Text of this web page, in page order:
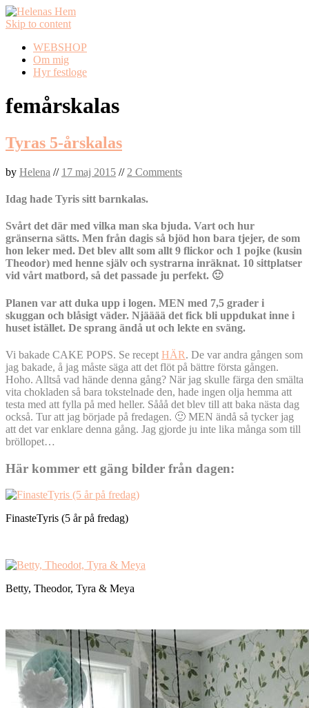
Skip to content
WEBSHOP
Om mig
Hyr festloge
femårskalas
Tyras 5-årskalas
by Helena // 17 maj 2015 // 2 Comments
Idag hade Tyris sitt barnkalas.
Svårt det där med vilka man ska bjuda. Vart och hur
gränserna sätts. Men från dagis så bjöd hon bara tjejer, de som
hon leker med. Det blev allt som allt 9 flickor och 1 pojke (kusin
Theodor) med henne själv och systrarna inräknat. 10 sittplatser
vid vårt matbord, så det passade ju perfekt. 🙂
Planen var att duka upp i logen. MEN med 7,5 grader i
skuggan och blåsigt väder. Njääää det fick bli uppdukat inne i
huset istället. De sprang ändå ut och lekte en sväng.
Vi bakade CAKE POPS. Se recept HÄR. De var andra gången som
jag bakade, å jag måste säga att det flöt på bättre första gången.
Hoho. Alltså vad hände denna gång? När jag skulle färga den smälta
vita chokladen så bara tokstelnade den, hade ingen olja hemma att
testa med att fylla på med heller. Sååå det blev till att baka nästa dag
också. Tur att jag började på fredagen. 🙂 MEN ändå så tycker jag
att det var enklare denna gång. Jag gjorde ju inte lika många som till
bröllopet…
Här kommer ett gäng bilder från dagen:
FinasteTyris (5 år på fredag)
Betty, Theodor, Tyra & Meya